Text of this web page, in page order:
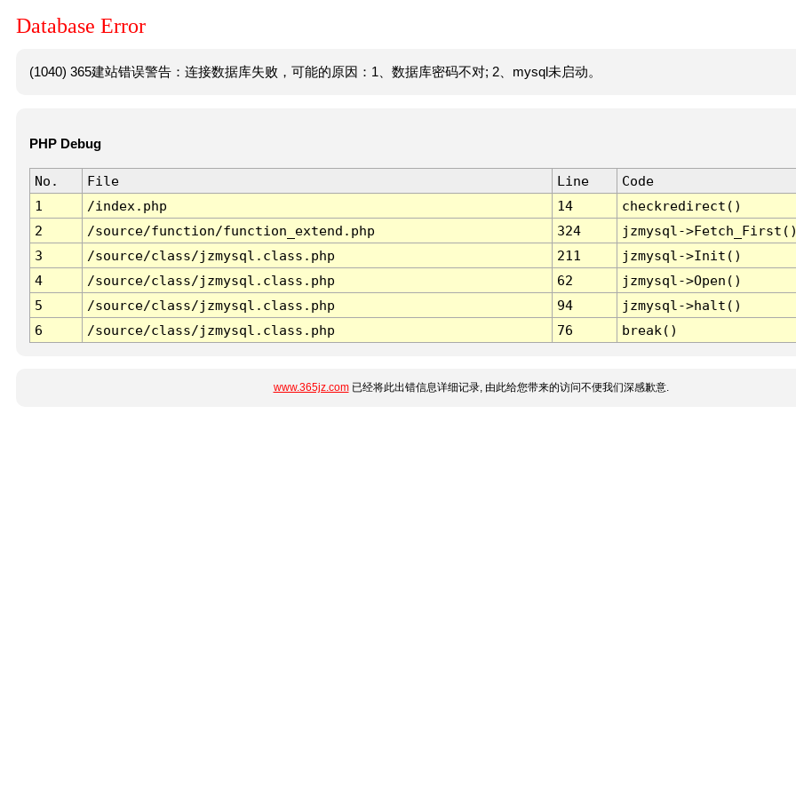
Database Error
(1040) 365建站错误警告：连接数据库失败，可能的原因：1、数据库密码不对; 2、mysql未启动。
PHP Debug
No. File Line
Code
1
/index.php 14
checkredirect()
2
/source/function/function_extend.php 324
jzmysql-
3
/source/class/jzmysql.class.php 211
jzmysql->Init()
4
/source/class/jzmysql.class.php 62
jzmysql->Open()
5
/source/class/jzmysql.class.php 94
jzmysql->halt()
6
/source/class/jzmysql.class.php 76 break()
www.365jz.com已经将此出错信息详细记录, 由此给您带来的访问不便我们深感歉意.